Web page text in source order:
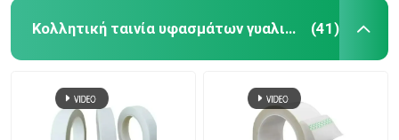
Κολλητική ταινία υφασμάτων γυαλιού (41)